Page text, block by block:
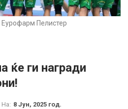
Пелистер
ќе ги награди
На: 8 Јун, 2025 год.